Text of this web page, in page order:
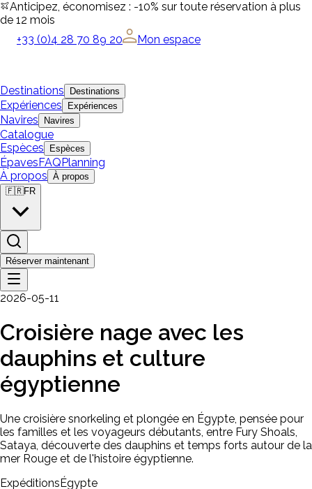
Anticipez, économisez : -10% sur toute réservation à plus
de 12 mois
+33 (0)4 28 70 89 20
Mon espace
Destinations Destinations
Expériences Expériences
Navires Navires
Catalogue
Espèces
Espèces
ÉpavesFAQPlanning
À propos À propos
🇫🇷FR
Réserver maintenant
2026-05-11
Croisière nage avec les
dauphins et culture
égyptienne
Une croisière snorkeling et plongée en Égypte, pensée pour
les familles et les voyageurs débutants, entre Fury Shoals,
Sataya, découverte des dauphins et temps forts autour de la
mer Rouge et de l'histoire égyptienne.
ExpéditionsÉgypte